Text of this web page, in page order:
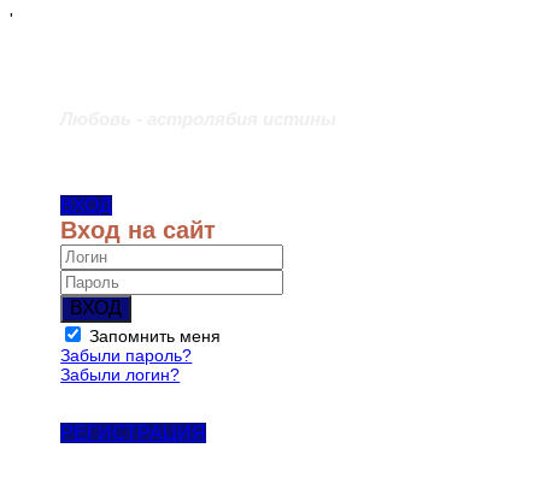
'
ВХОД
Вход на сайт
ВХОД
Запомнить меня
Забыли пароль?
Забыли логин?
РЕГИСТРАЦИЯ